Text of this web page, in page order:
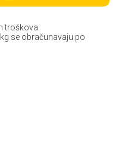
troškova.
se obračunavaju po